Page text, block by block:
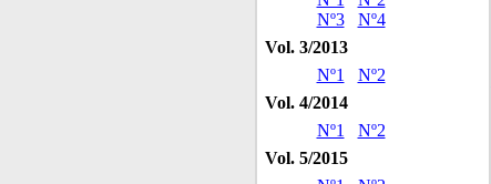
Nº3
Nº4
Vol. 3/2013
Nº1
Nº2
Vol. 4/2014
Nº1
Nº2
Vol. 5/2015